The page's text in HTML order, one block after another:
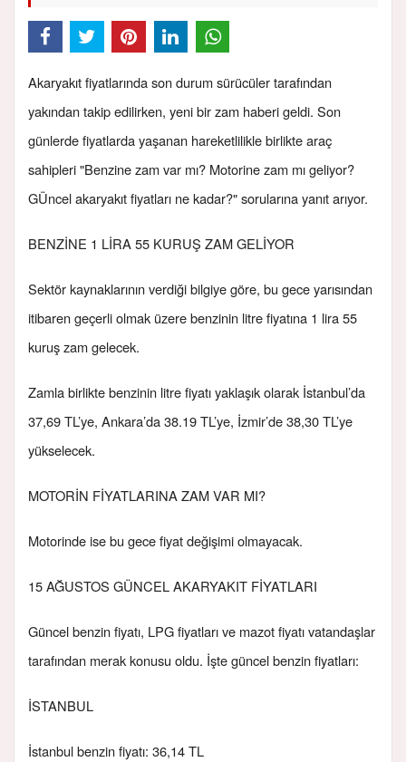
Akaryakıt fiyatlarında son durum sürücüler tarafından
yakından takip edilirken, yeni bir zam haberi geldi. Son
günlerde fiyatlarda yaşanan hareketlilikle birlikte araç
sahipleri "Benzine zam var mı? Motorine zam mı geliyor?
GÜncel akaryakıt fiyatları ne kadar?" sorularına yanıt arıyor.
BENZİNE 1 LİRA 55 KURUŞ ZAM GELİYOR
Sektör kaynaklarının verdiği bilgiye göre, bu gece yarısından
itibaren geçerli olmak üzere benzinin litre fiyatına 1 lira 55
kuruş zam gelecek.
Zamla birlikte benzinin litre fiyatı yaklaşık olarak İstanbul’da
37,69 TL’ye, Ankara’da 38.19 TL’ye, İzmir’de 38,30 TL’ye
yükselecek.
MOTORİN FİYATLARINA ZAM VAR MI?
Motorinde ise bu gece fiyat değişimi olmayacak.
15 AĞUSTOS GÜNCEL AKARYAKIT FİYATLARI
Güncel benzin fiyatı, LPG fiyatları ve mazot fiyatı vatandaşlar
tarafından merak konusu oldu. İşte güncel benzin fiyatları:
İSTANBUL
İstanbul benzin fiyatı: 36,14 TL